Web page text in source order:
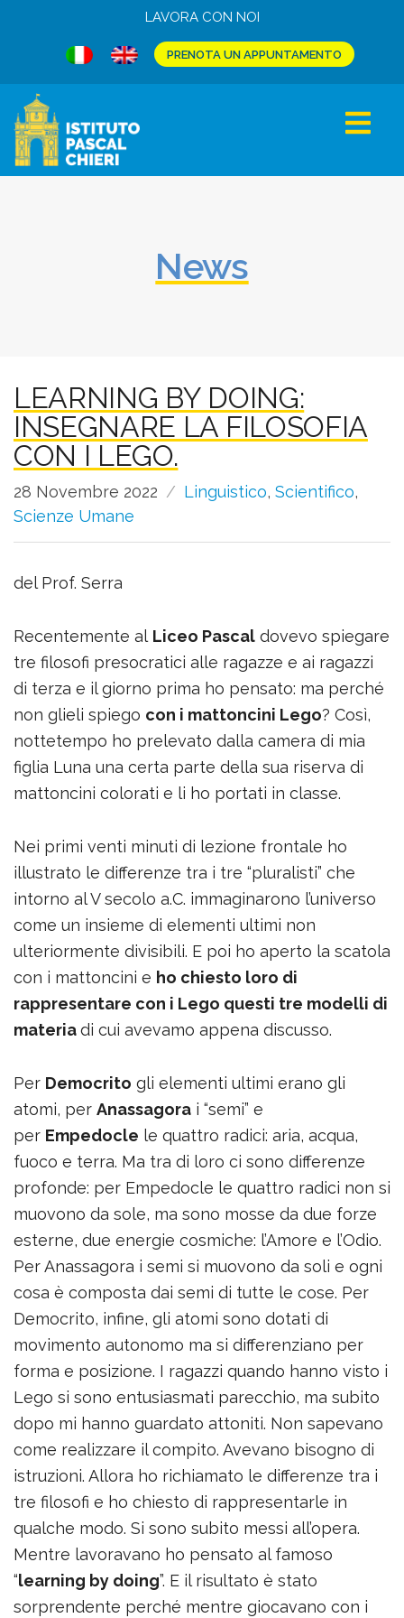
LAVORA CON NOI
PRENOTA UN APPUNTAMENTO
News
LEARNING BY DOING:
INSEGNARE LA FILOSOFIA
CON I LEGO.
28 Novembre 2022 Linguistico, Scientifico,
Scienze Umane
del Prof. Serra
Recentemente al Liceo Pascal dovevo spiegare
tre filosofi presocratici alle ragazze e ai ragazzi
di terza e il giorno prima ho pensato: ma perché
non glieli spiego con i mattoncini Lego? Così,
nottetempo ho prelevato dalla camera di mia
figlia Luna una certa parte della sua riserva di
mattoncini colorati e li ho portati in classe.
Nei primi venti minuti di lezione frontale ho
illustrato le differenze tra i tre “pluralisti” che
intorno al V secolo a.C. immaginarono l’universo
come un insieme di elementi ultimi non
ulteriormente divisibili. E poi ho aperto la scatola
con i mattoncini e ho chiesto loro di
rappresentare con i Lego questi tre modelli di
materiadi cui avevamo appena discusso.
Per Democrito gli elementi ultimi erano gli
atomi, per Anassagora i “semi” e
per Empedocle le quattro radici: aria, acqua,
fuoco e terra. Ma tra di loro ci sono differenze
profonde: per Empedocle le quattro radici non si
muovono da sole, ma sono mosse da due forze
esterne, due energie cosmiche: l’Amore e l’Odio.
Per Anassagora i semi si muovono da soli e ogni
cosa è composta dai semi di tutte le cose. Per
Democrito, infine, gli atomi sono dotati di
movimento autonomo ma si differenziano per
forma e posizione. I ragazzi quando hanno visto i
Lego si sono entusiasmati parecchio, ma subito
dopo mi hanno guardato attoniti. Non sapevano
come realizzare il compito. Avevano bisogno di
istruzioni. Allora ho richiamato le differenze tra i
tre filosofi e ho chiesto di rappresentarle in
qualche modo. Si sono subito messi all’opera.
Mentre lavoravano ho pensato al famoso
“learning by doing”. E il risultato è stato
sorprendente perché mentre giocavano con i